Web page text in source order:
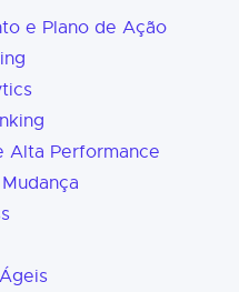
e Plano de Ação
Alta Performance